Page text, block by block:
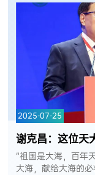
2025-07-25
“祖国是大海，百年
大海，献给大海的